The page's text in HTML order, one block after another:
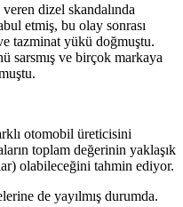
dizel skandalında
etmiş, bu olay sonrası
tazminat yükü doğmuştu.
sarsmış ve birçok markaya
otomobil üreticisini
toplam değerinin yaklaşık
olabileceğini tahmin ediyor.
de yayılmış durumda.